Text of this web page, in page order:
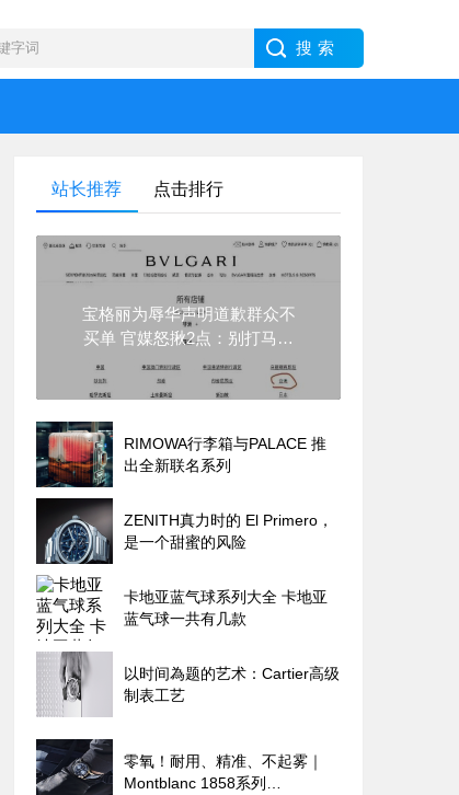
站长推荐 点击排行
宝格丽为辱华声明道歉群众不
买单 官媒怒揪2点：别打马虎
RIMOWA行李箱与PALACE 推
出全新联名系列
ZENITH真力时的 El Primero，
是一个甜蜜的风险
卡地亚蓝气球系列大全 卡地亚
蓝气球一共有几款
以时间為题的艺术：Cartier高级
制表工艺
零氧！耐用、精准、不起雾｜
Montblanc 1858系列